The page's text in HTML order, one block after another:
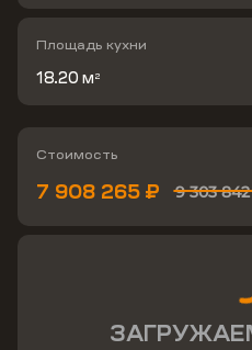
Площадь кухни
18.20 м 2
Стоимость
9 303
7 908 265 ₽